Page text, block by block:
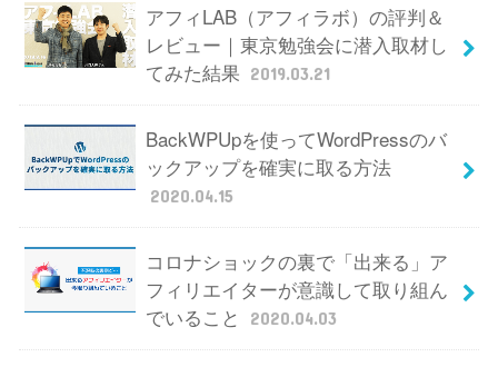
アフィLAB（アフィラボ）の評判＆
レビュー｜東京勉強会に潜入取材し
てみた結果
2019.03.21
BackWPUpを使ってWordPressのバ
ックアップを確実に取る方法
2020.04.15
コロナショックの裏で「出来る」ア
フィリエイターが意識して取り組ん
でいること
2020.04.03